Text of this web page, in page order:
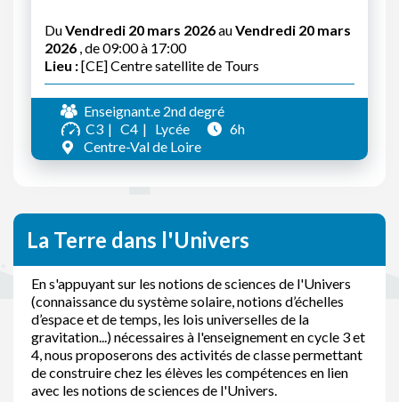
DuVendredi 20 mars 2026auVendredi 20 mars
2026 , de 09:00 à 17:00
Lieu :[CE] Centre satellite de Tours
Enseignant.e 2nd degré
C3
C4 Lycée
6h
Centre-Val de Loire
La Terre dans l'Univers
En s'appuyant sur les notions de sciences de l'Univers
(connaissance du système solaire, notions d’échelles
d’espace et de temps, les lois universelles de la
gravitation...) nécessaires à l'enseignement en cycle 3 et
4, nous proposerons des activités de classe permettant
de construire chez les élèves les compétences en lien
avec les notions de sciences de l'Univers.